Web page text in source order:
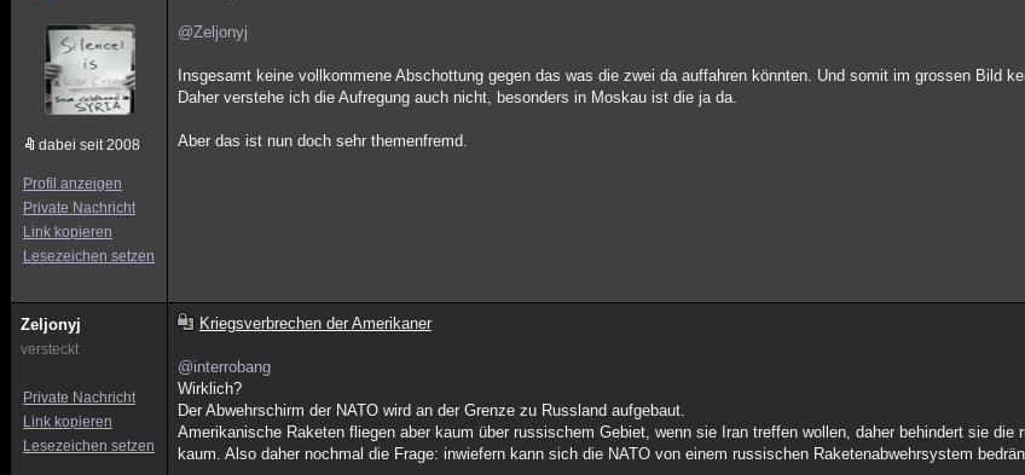
dabei seit 2008
Profil anzeigen
Private Nachricht
Link kopieren
Lesezeichen setzen
@Zeljonyj
Insgesamt keine vollkommene Abschottung gegen das was die zwei da auffahren könnten. Und somit im grossen Bild
Daher verstehe ich die Aufregung auch nicht, besonders in Moskau ist die ja da.
Aber das ist nun doch sehr themenfremd.
Zeljonyj
versteckt
Private Nachricht
Link kopieren
Lesezeichen setzen
Kriegsverbrechen der Amerikaner
@interrobang
Wirklich?
Der Abwehrschirm der NATO wird an der Grenze zu Russland aufgebaut.
Amerikanische Raketen fliegen aber kaum über russischem Gebiet, wenn sie Iran treffen wollen, daher behindert sie die
kaum. Also daher nochmal die Frage: inwiefern kann sich die NATO von einem russischen Raketenabwehrsystem